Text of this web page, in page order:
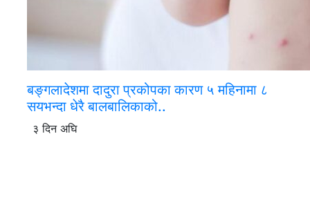
बङ्गलादेशमा दादुरा प्रकोपका कारण ५ महिनामा ८
सयभन्दा धेरै बालबालिकाको..
३ दिन अघि